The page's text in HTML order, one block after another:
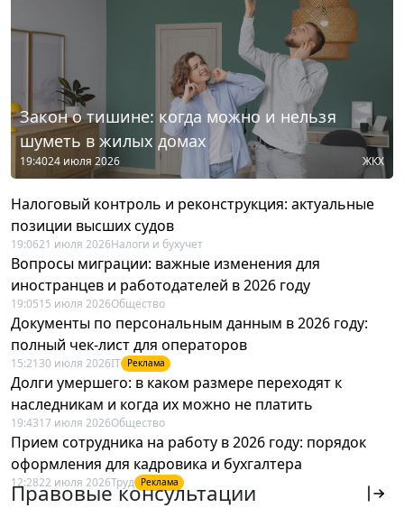
Закон о тишине: когда можно и нельзя
шуметь в жилых домах
19:4024 июля 2026 ЖКХ
Налоговый контроль и реконструкция: актуальные
позиции высших судов
19:0621 июля 2026Налоги и бухучет
Вопросы миграции: важные изменения для
иностранцев и работодателей в 2026 году
19:0515 июля 2026Общество
Документы по персональным данным в 2026 году:
полный чек-лист для операторов
15:21 30 июля 2026IT Реклама
Долги умершего: в каком размере переходят к
наследникам и когда их можно не платить
19:4317 июля 2026Общество
Прием сотрудника на работу в 2026 году: порядок
оформления для кадровика и бухгалтера
12:2822 июля 2026Труд Реклама
Правовые консультации